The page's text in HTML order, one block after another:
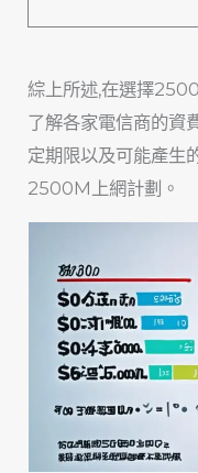
綜上所述,在選擇
了解各家電信商的資
定期限以及可能產生
2500M上網計劃。